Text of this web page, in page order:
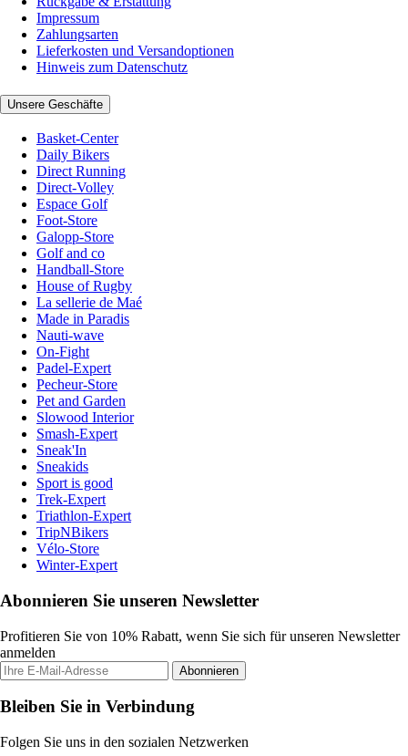
Impressum
Zahlungsarten
Lieferkosten und Versandoptionen
Hinweis zum Datenschutz
Unsere Geschäfte
Basket-Center
Daily Bikers
Direct Running
Direct-Volley
Espace Golf
Foot-Store
Galopp-Store
Golf and co
Handball-Store
House of Rugby
La sellerie de Maé
Made in Paradis
Nauti-wave
On-Fight
Padel-Expert
Pecheur-Store
Pet and Garden
Slowood Interior
Smash-Expert
Sneak'In
Sneakids
Sport is good
Trek-Expert
Triathlon-Expert
TripNBikers
Vélo-Store
Winter-Expert
Abonnieren Sie unseren Newsletter
Profitieren Sie von 10% Rabatt, wenn Sie sich für unseren Newsletter
anmelden
Abonnieren
Bleiben Sie in Verbindung
Folgen Sie uns in den sozialen Netzwerken